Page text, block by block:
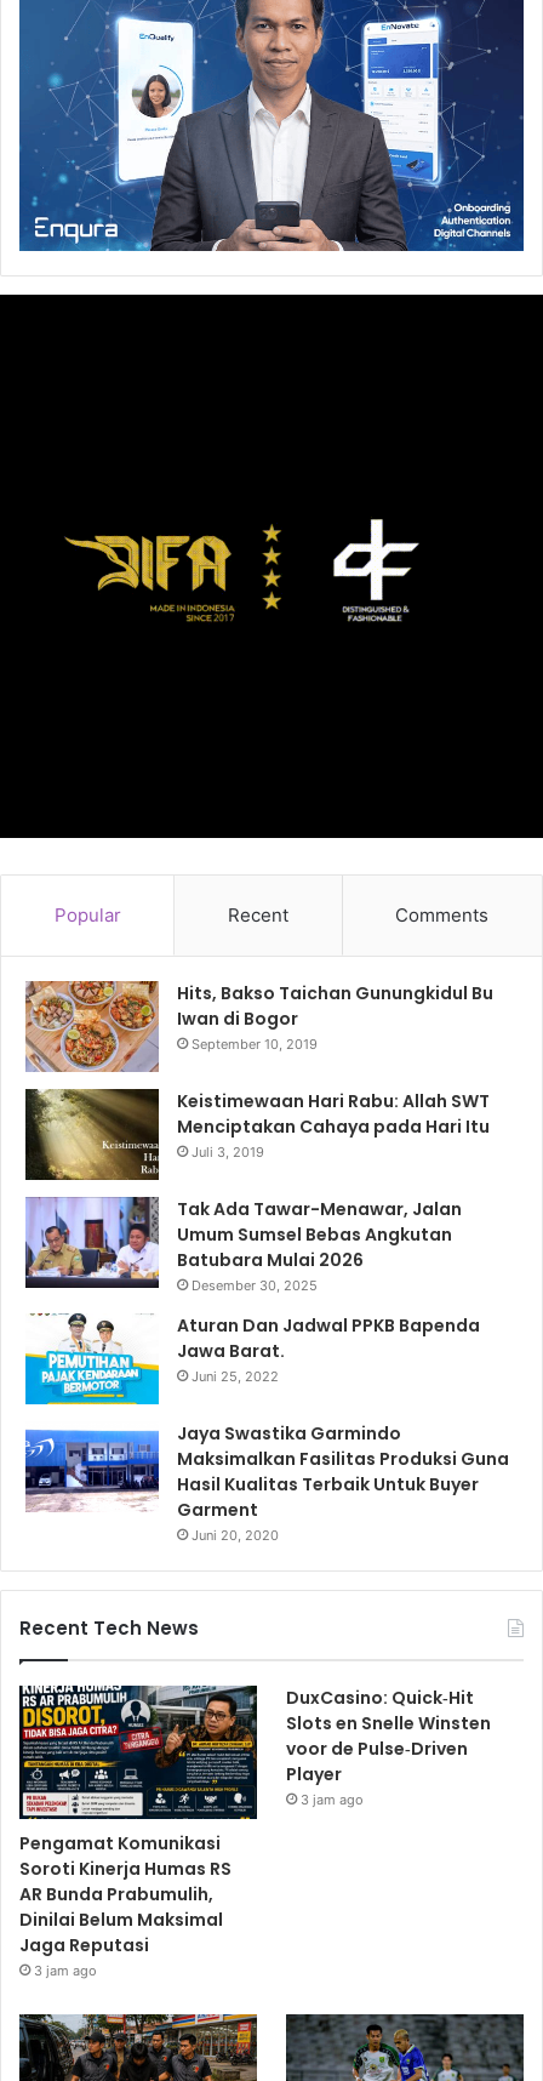
Popular Recent Comments
Hits, Bakso Taichan Gunungkidul Bu
Iwan di Bogor
September 10, 2019
Keistimewaan Hari Rabu: Allah SWT
Menciptakan Cahaya pada Hari Itu
Juli 3, 2019
Tak Ada Tawar-Menawar, Jalan
Umum Sumsel Bebas Angkutan
Batubara Mulai 2026
Desember 30, 2025
Aturan Dan Jadwal PPKB Bapenda
Jawa Barat.
Juni 25, 2022
Jaya Swastika Garmindo
Maksimalkan Fasilitas Produksi Guna
Hasil Kualitas Terbaik Untuk Buyer
Garment
Juni 20, 2020
Recent Tech News
Pengamat Komunikasi
Soroti Kinerja Humas RS
AR Bunda Prabumulih,
Dinilai Belum Maksimal
Jaga Reputasi
3 jam ago
DuxCasino: Quick‑Hit
Slots en Snelle Winsten
voor de Pulse‑Driven
Player
3 jam ago